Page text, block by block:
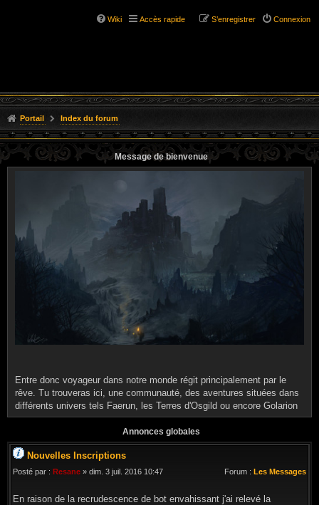
Wiki Accès rapide Connexion
S’enregistrer
Portail Index du forum
Message de bienvenue
Entre donc voyageur dans notre monde régit principalement par le
rêve. Tu trouveras ici, une communauté, des aventures situées dans
différents univers tels Faerun, les Terres d'Osgild ou encore Golarion
Annonces globales
Nouvelles Inscriptions
Posté par : Resane » dim. 3 juil. 2016 10:47 Forum : Les Messages
En raison de la recrudescence de bot envahissant j'ai relevé la